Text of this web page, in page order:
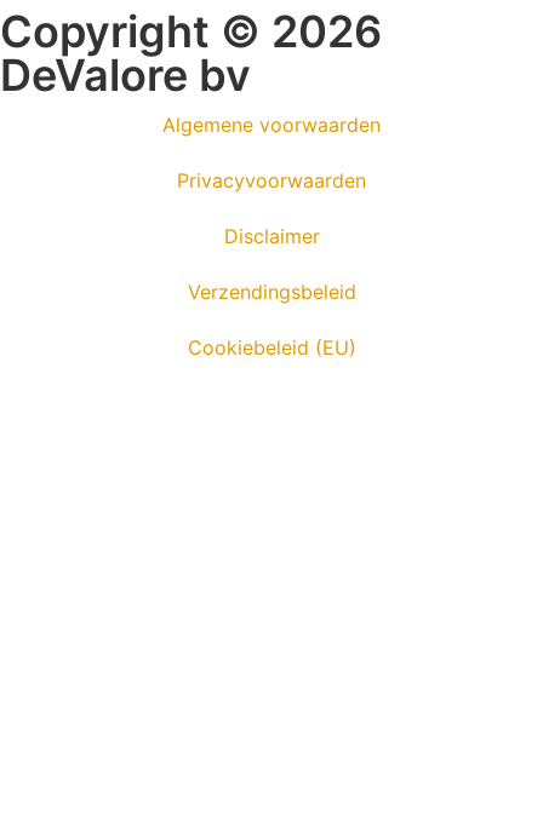
Copyright © 2026
DeValore bv
Algemene voorwaarden
Privacyvoorwaarden
Disclaimer
Verzendingsbeleid
Cookiebeleid (EU)